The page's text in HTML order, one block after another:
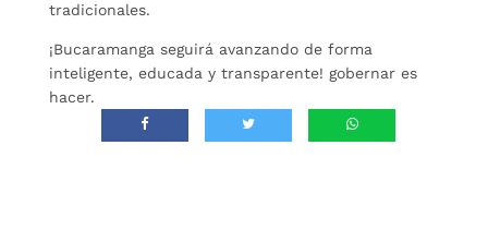
tradicionales.
¡Bucaramanga seguirá avanzando de forma
inteligente, educada y transparente! gobernar es
hacer.